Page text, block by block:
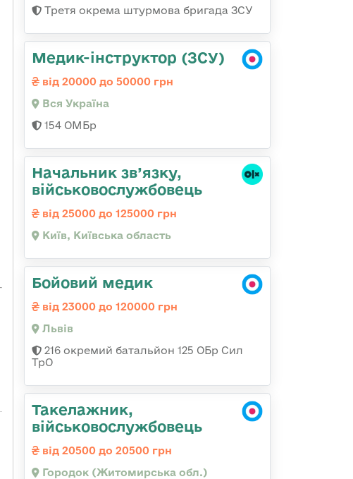
Третя окрема штурмова бригада ЗСУ
Медик-інструктор (ЗСУ)
від 20000 до 50000 грн
Вся Україна
154 ОМБр
Начальник зв’язку,
військовослужбовець
від 25000 до 125000 грн
Київ, Київська область
Бойовий медик
від 23000 до 120000 грн
Львів
216 окремий батальйон 125 ОБр Сил
ТрО
Такелажник,
військовослужбовець
від 20500 до 20500 грн
Городок (Житомирська обл.)